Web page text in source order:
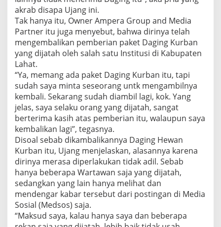
L
I
K
A
D
A
I
N
G
K
U
R
B
A
N
akrab disapa Ujang ini.
Tak hanya itu, Owner Ampera Group and Media
Partner itu juga menyebut, bahwa dirinya telah
mengembalikan pemberian paket Daging Kurban
yang dijatah oleh salah satu Institusi di Kabupaten
Lahat.
“Ya, memang ada paket Daging Kurban itu, tapi
sudah saya minta seseorang untk mengambilnya
kembali. Sekarang sudah diambil lagi, kok. Yang
jelas, saya selaku orang yang dijatah, sangat
berterima kasih atas pemberian itu, walaupun saya
kembalikan lagi”, tegasnya.
Disoal sebab dikambalikannya Daging Hewan
Kurban itu, Ujang menjelaskan, alasannya karena
dirinya merasa diperlakukan tidak adil. Sebab
hanya beberapa Wartawan saja yang dijatah,
sedangkan yang lain hanya melihat dan
mendengar kabar tersebut dari postingan di Media
Sosial (Medsos) saja.
“Maksud saya, kalau hanya saya dan beberapa